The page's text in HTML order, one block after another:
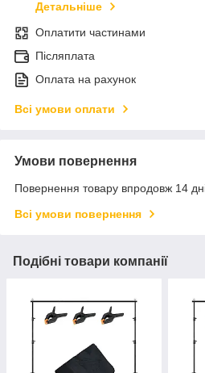
Детальніше
Оплатити частинами
Післяплата
Оплата на рахунок
Всі умови оплати
Умови повернення
Повернення товару впродовж 14
Всі умови повернення
Подібні товари компанії